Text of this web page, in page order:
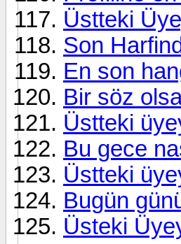
Üstteki
Son
En son
Bir söz
Üstteki
Bu gece
Üstteki
Bugün
Üsteki